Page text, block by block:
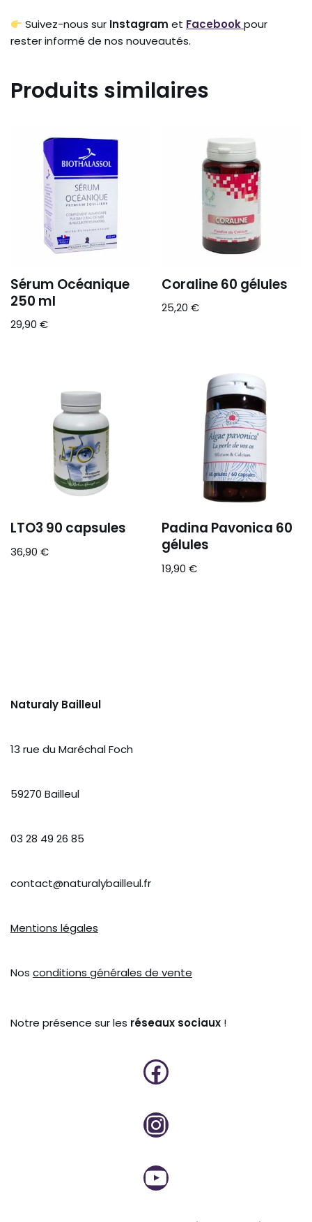
Suivez-nous sur Instagram et Facebookpour
rester informé de nos nouveautés.
Produits similaires
Sérum Océanique
250 ml
29,90 €
Coraline 60 gélules
25,20€
LTO3 90 capsules
36,90 €
Padina Pavonica 60
gélules
19,90€
Naturaly Bailleul
13 rue du Maréchal Foch
59270 Bailleul
03 28 49 26 85
contact@naturalybailleul.fr
Mentions légales
Nos conditions générales de vente
Notre présence sur les réseaux sociaux !